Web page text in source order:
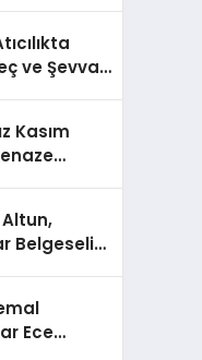
ve Şevval
Kasım
Belgeseli
Ece